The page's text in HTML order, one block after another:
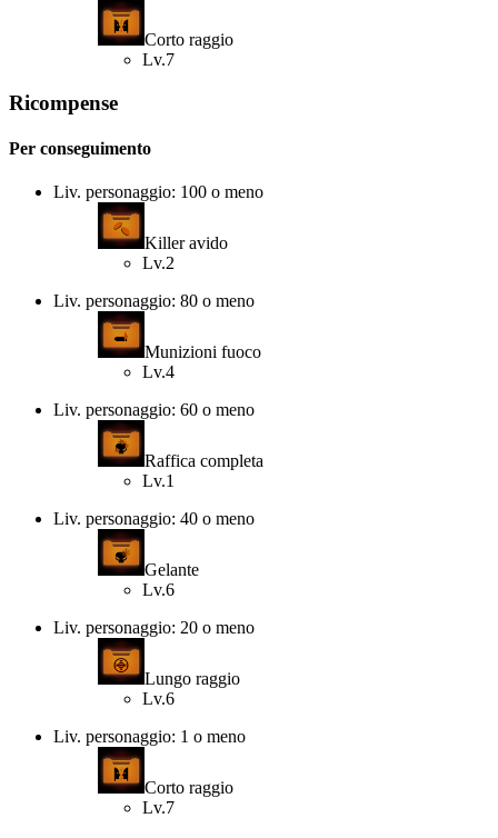
Corto raggio
Lv.7
Ricompense
Per conseguimento
Liv. personaggio: 100 o meno
Killer avido
Lv.2
Liv. personaggio: 80 o meno
Munizioni fuoco
Lv.4
Liv. personaggio: 60 o meno
Raffica completa
Lv.1
Liv. personaggio: 40 o meno
Gelante
Lv.6
Liv. personaggio: 20 o meno
Lungo raggio
Lv.6
Liv. personaggio: 1 o meno
Corto raggio
Lv.7